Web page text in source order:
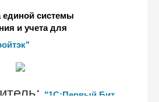
единой системы
и учета для
холдинга
"1С:Первый Бит,